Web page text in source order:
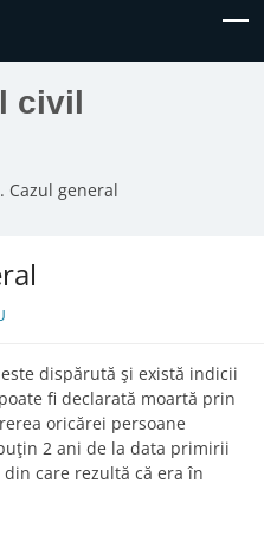
civil
Cazul general
dispărută şi există indicii
fi declarată moartă prin
oricărei persoane
2 ani de la data primirii
care rezultă că era în